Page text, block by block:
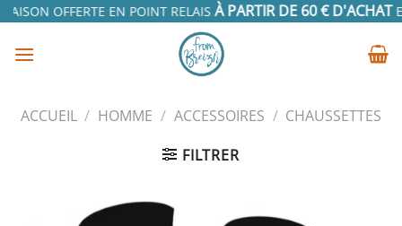
Passer
contenu
OFFERTE EN POINT RELAISÀ PARTIR DE 60 € D'ACHATEN
ACCUEIL / HOMME / ACCESSOIRES / CHAUSSETTES
FILTRER